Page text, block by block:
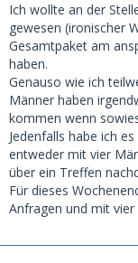
Ich wollte an der
gewesen (ironischer
Gesamtpaket am
haben.
Genauso wie ich
Männer haben
kommen wenn
Jedenfalls habe ich
entweder mit vier
über ein Treffen
Für dieses
Anfragen und mit